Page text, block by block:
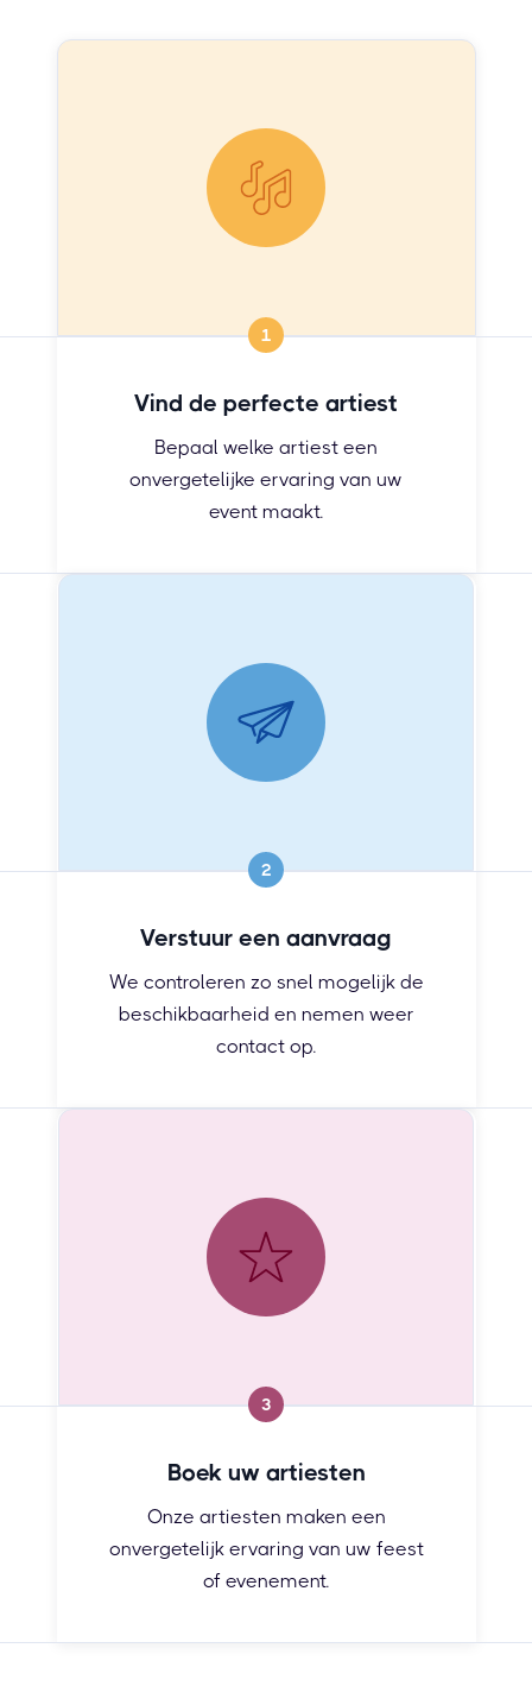
1
Vind de perfecte artiest
Bepaal welke artiest een
onvergetelijke ervaring van uw
event maakt.
2
Verstuur een aanvraag
We controleren zo snel mogelijk de
beschikbaarheid en nemen weer
contact op.
3
Boek uw artiesten
Onze artiesten maken een
onvergetelijk ervaring van uw feest
of evenement.